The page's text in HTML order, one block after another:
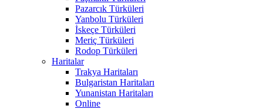
Pazarcık Türküleri
Yanbolu Türküleri
İskeçe Türküleri
Meriç Türküleri
Rodop Türküleri
Haritalar
Trakya Haritaları
Bulgaristan Haritaları
Yunanistan Haritaları
Online